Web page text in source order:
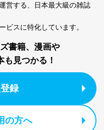
の利用目的は次のとお
利用目的
配送のため
収のため
による商品、サービ
ペーン等の広告の案内
購買履歴等の情報を分
営する、
日本最大級の雑誌
ビスに特化しています。
書籍、漫画や
見つかる！
録
の方へ